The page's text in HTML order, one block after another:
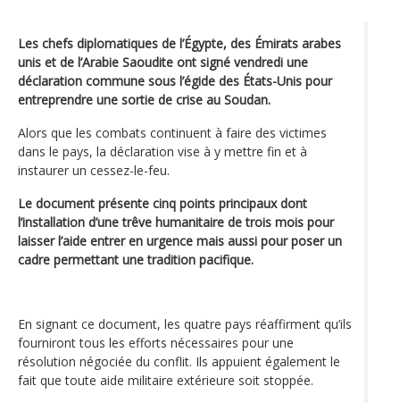
Les chefs diplomatiques de l’Égypte, des Émirats arabes
unis et de l’Arabie Saoudite ont signé vendredi une
déclaration commune sous l’égide des États-Unis pour
entreprendre une sortie de crise au Soudan.
Alors que les combats continuent à faire des victimes
dans le pays, la déclaration vise à y mettre fin et à
instaurer un cessez-le-feu.
Le document présente cinq points principaux dont
l’installation d’une trêve humanitaire de trois mois pour
laisser l’aide entrer en urgence mais aussi pour poser un
cadre permettant une tradition pacifique.
En signant ce document, les quatre pays réaffirment qu’ils
fourniront tous les efforts nécessaires pour une
résolution négociée du conflit. Ils appuient également le
fait que toute aide militaire extérieure soit stoppée.